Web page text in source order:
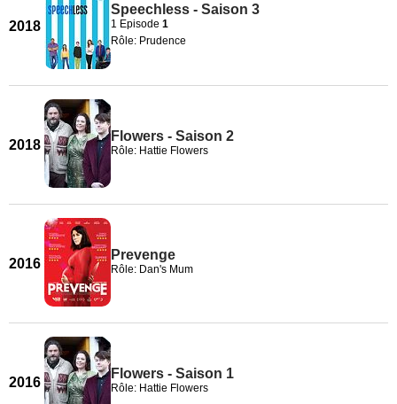
2018
Speechless - Saison 3
1 Episode 1
Rôle: Prudence
2018
Flowers - Saison 2
Rôle: Hattie Flowers
2016
Prevenge
Rôle: Dan's Mum
2016
Flowers - Saison 1
Rôle: Hattie Flowers